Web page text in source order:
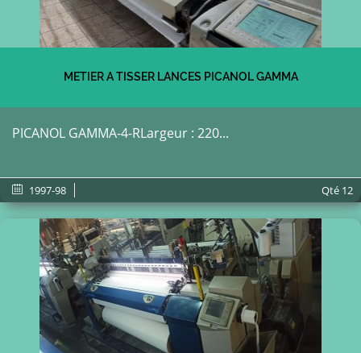
METIER A TISSER LANCES PICANOL GAMMA
PICANOL GAMMA-4-RLargeur : 220...
1997-98 Qté 12